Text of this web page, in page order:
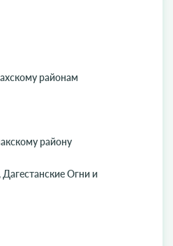
районам
району
Огни и